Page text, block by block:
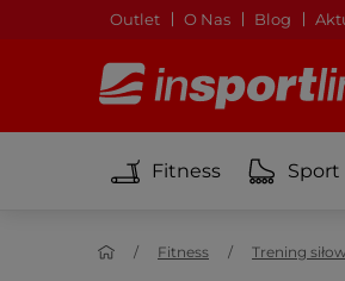
Outlet O Nas Blog
Fitness Sport
Fitness Trening